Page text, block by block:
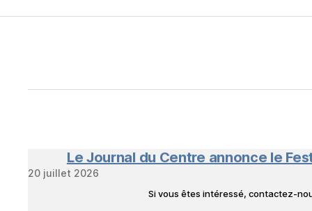
Le Journal du Centre annonce le
20 juillet 2026
Si vous êtes intéressé, contactez-